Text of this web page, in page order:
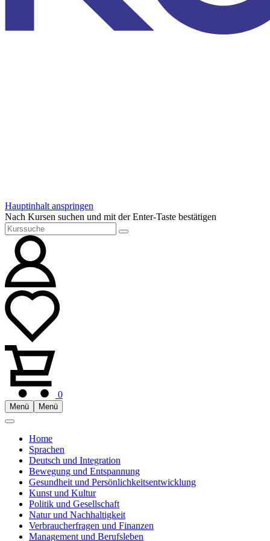
Hauptinhalt anspringen
Nach Kursen suchen und mit der Enter-Taste bestätigen
0
Menü Menü
Home
Sprachen
Deutsch und Integration
Bewegung und Entspannung
Gesundheit und Persönlichkeitsentwicklung
Kunst und Kultur
Politik und Gesellschaft
Natur und Nachhaltigkeit
Verbraucherfragen und Finanzen
Management und Berufsleben